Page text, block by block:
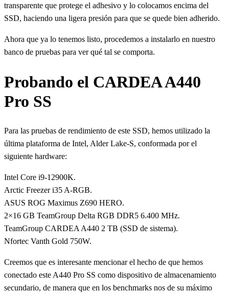
transparente que protege el adhesivo y lo colocamos encima del
SSD, haciendo una ligera presión para que se quede bien adherido.
Ahora que ya lo tenemos listo, procedemos a instalarlo en nuestro
banco de pruebas para ver qué tal se comporta.
Probando el CARDEA A440
Pro SS
Para las pruebas de rendimiento de este SSD, hemos utilizado la
última plataforma de Intel, Alder Lake-S, conformada por el
siguiente hardware:
Intel Core i9-12900K.
Arctic Freezer i35 A-RGB.
ASUS ROG Maximus Z690 HERO.
2×16 GB TeamGroup Delta RGB DDR5 6.400 MHz.
TeamGroup CARDEA A440 2 TB (SSD de sistema).
Nfortec Vanth Gold 750W.
Creemos que es interesante mencionar el hecho de que hemos
conectado este A440 Pro SS como dispositivo de almacenamiento
secundario, de manera que en los benchmarks nos de su máximo